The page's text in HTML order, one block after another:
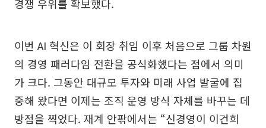
경쟁 우위를 확보했다.
이번 AI 혁신은 이 회장 취임 이후 처음으로 그룹 차원
의 경영 패러다임 전환을 공식화했다는 점에서 의미
가 크다. 그동안 대규모 투자와 미래 사업 발굴에 집
중해 왔다면 이제는 조직 운영 방식 자체를 바꾸는 데
방점을 찍었다. 재계 안팎에서는 “신경영이 이건희